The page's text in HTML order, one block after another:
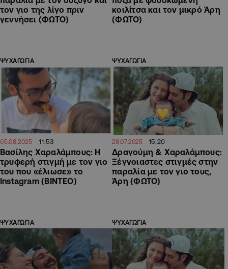
τον γιο της λίγο πριν
γεννήσει (ΦΩΤΟ)
κοιλίτσα και τον μικρό Άρη
(ΦΩΤΟ)
ΨΥΧΑΓΩΓΙΑ
05.08.2025 11:53
Βασίλης Χαραλάμπους: Η
τρυφερή στιγμή με τον γιο
του που «έλιωσε» το
Instagram (ΒΙΝΤΕΟ)
ΨΥΧΑΓΩΓΙΑ
28.07.2025 15:20
Δραγούμη & Χαραλάμπους:
Ξέγνοιαστες στιγμές στην
παραλία με τον γιο τους,
Άρη (ΦΩΤΟ)
ΨΥΧΑΓΩΓΙΑ ΨΥΧΑΓΩΓΙΑ